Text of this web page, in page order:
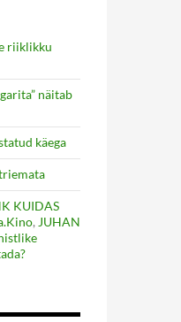
riiklikku
näitab
käega
KUIDAS
, JUHAN